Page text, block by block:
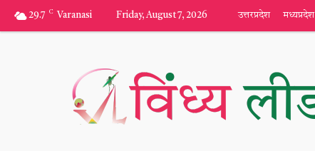
29.7 C Varanasi Friday, August 7, 2026 उत्तरप्रदेश मध्यप्रदेश